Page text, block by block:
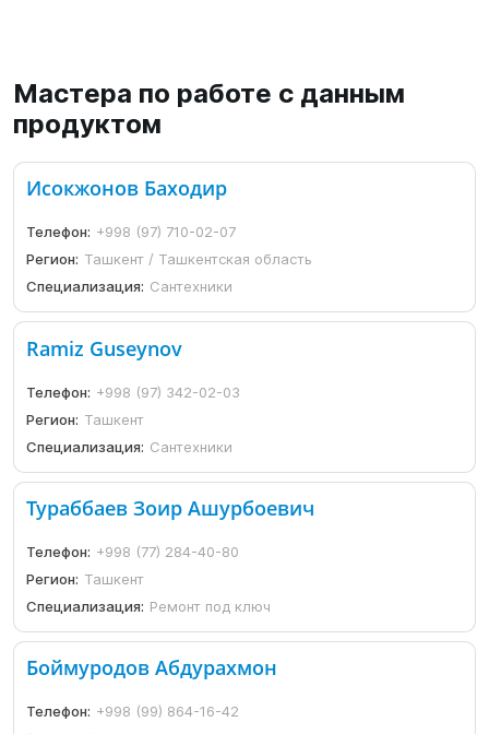
Мастера по работе с данным
продуктом
Исокжонов Баходир
Телефон: +998 (97) 710-02-07
Регион: Ташкент / Ташкентская область
Специализация: Сантехники
Ramiz Guseynov
Телефон: +998 (97) 342-02-03
Регион: Ташкент
Специализация: Сантехники
Тураббаев Зоир Ашурбоевич
Телефон: +998 (77) 284-40-80
Регион: Ташкент
Специализация: Ремонт под ключ
Боймуродов Абдурахмон
Телефон: +998 (99) 864-16-42